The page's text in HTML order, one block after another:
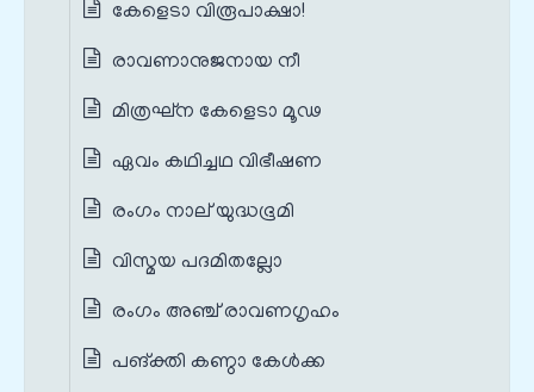
കേളെടാ വിരൂപാക്ഷാ!
രാവണാനുജനായ നീ
മിത്രഘ്ന കേളെടാ മൂഢ
ഏവം കഥിച്ചഥ വിഭീഷണ
രംഗം നാല് യുദ്ധഭൂമി
വിസ്മയ പദമിതല്ലോ
രംഗം അഞ്ച് രാവണഗൃഹം
പങ്‌ക്തി കണ്ഠാ കേള്‍ക്ക